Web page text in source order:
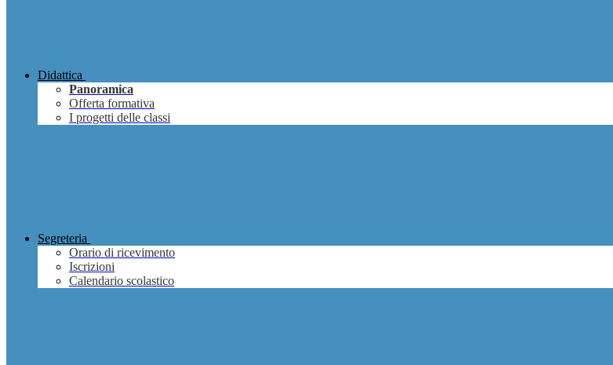
Didattica
Panoramica
Offerta formativa
I progetti delle classi
Segreteria
Orario di ricevimento
Iscrizioni
Calendario scolastico